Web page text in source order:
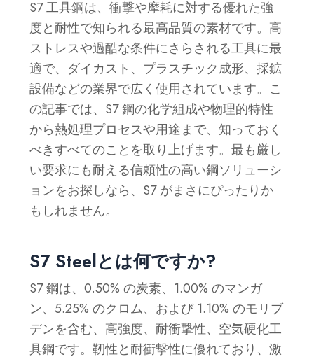
S7 工具鋼は、衝撃や摩耗に対する優れた強
度と耐性で知られる最高品質の素材です。高
ストレスや過酷な条件にさらされる工具に最
適で、ダイカスト、プラスチック成形、採鉱
設備などの業界で広く使用されています。こ
の記事では、S7 鋼の化学組成や物理的特性
から熱処理プロセスや用途まで、知っておく
べきすべてのことを取り上げます。最も厳し
い要求にも耐える信頼性の高い鋼ソリューシ
ョンをお探しなら、S7 がまさにぴったりか
もしれません。
S7 Steelとは何ですか?
S7 鋼は、0.50% の炭素、1.00% のマンガ
ン、5.25% のクロム、および 1.10% のモリブ
デンを含む、高強度、耐衝撃性、空気硬化工
具鋼です。靭性と耐衝撃性に優れており、激